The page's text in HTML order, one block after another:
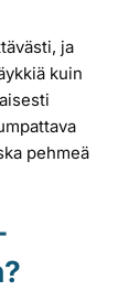
ja
kuin
pehmeä